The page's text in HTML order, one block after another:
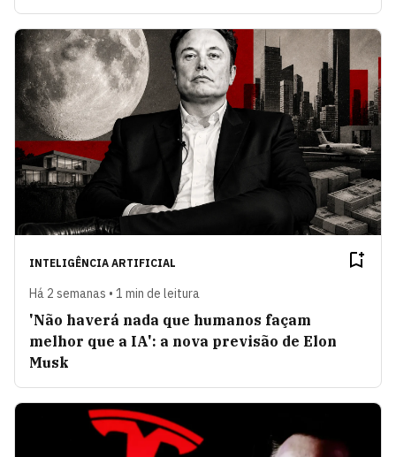
INTELIGÊNCIA ARTIFICIAL
Há 2 semanas • 1 min de leitura
'Não haverá nada que humanos façam
melhor que a IA': a nova previsão de Elon
Musk